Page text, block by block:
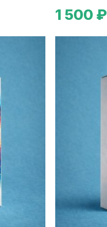
1 500 ₽